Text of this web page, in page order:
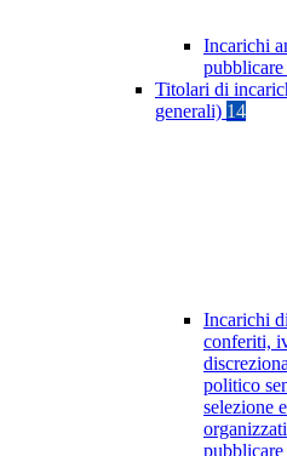
Incarichi
Titolari di
generali) 14
Incarichi
conferiti,
politico
selezione